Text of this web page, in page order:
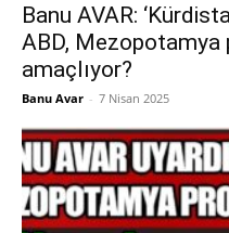
Banu AVAR:
ABD, Mezopotamya
amaçlıyor?
Banu Avar - 7 Nisan 2025